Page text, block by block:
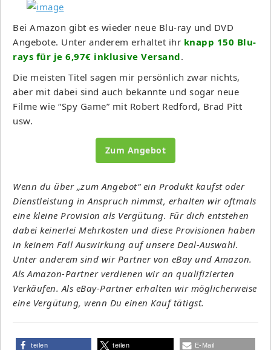
Bei Amazon gibt es wieder neue Blu-ray und DVD
Angebote. Unter anderem erhaltet ihr knapp 150 Blu-
rays für je 6,97€ inklusive Versand.
Die meisten Titel sagen mir persönlich zwar nichts,
aber mit dabei sind auch bekannte und sogar neue
Filme wie “Spy Game” mit Robert Redford, Brad Pitt
usw.
Zum Angebot
Wenn du über „zum Angebot“ ein Produkt kaufst oder
Dienstleistung in Anspruch nimmst, erhalten wir oftmals
eine kleine Provision als Vergütung. Für dich entstehen
dabei keinerlei Mehrkosten und diese Provisionen haben
in keinem Fall Auswirkung auf unsere Deal-Auswahl.
Unter anderem sind wir Partner von eBay und Amazon.
Als Amazon-Partner verdienen wir an qualifizierten
Verkäufen. Als eBay-Partner erhalten wir möglicherweise
eine Vergütung, wenn Du einen Kauf tätigst.
teilen teilen E-Mail